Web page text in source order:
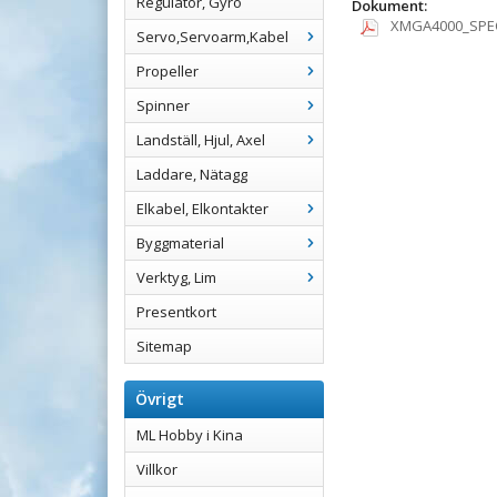
Servo,Servoarm,Kabel
Propeller
Spinner
Landställ, Hjul, Axel
Laddare, Nätagg
Elkabel, Elkontakter
Byggmaterial
Verktyg, Lim
Presentkort
Sitemap
Övrigt
ML Hobby i Kina
Villkor
Dokument: